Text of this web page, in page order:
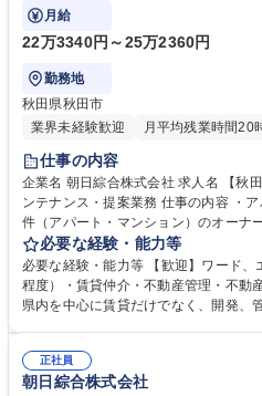
月給
22万3340円～25万2360円
勤務地
秋田県秋田市
業界未経験歓迎
月平均残業時間20
仕事の内容
企業名 朝日綜合株式会社 求人名 【秋田】アパマンショップの管理物件メ
ンテナンス・提案業務 仕事の内容 ・アパマンショップで管理している物
件（アパート・マンション）のオーナ
ち合わせを行います。 ・当社で管理している賃貸物件の修繕を要する物件
への業者手配を行います。・新規開拓
く、お客様への定期訪問がメインとな
します（ガソリン代他支給）【サービ
パマンショップの管理物件メンテナン
必要な経験・能力等
必要な経験・能力等 【歓迎】ワード
程度）・賃貸仲介・不動産管理・不動
県内を中心に賃貸だけでなく、開発、
【当社の魅力】創業当初から、街づく
をはじめとした地域のスポーツチーム
正社員
朝日綜合株式会社